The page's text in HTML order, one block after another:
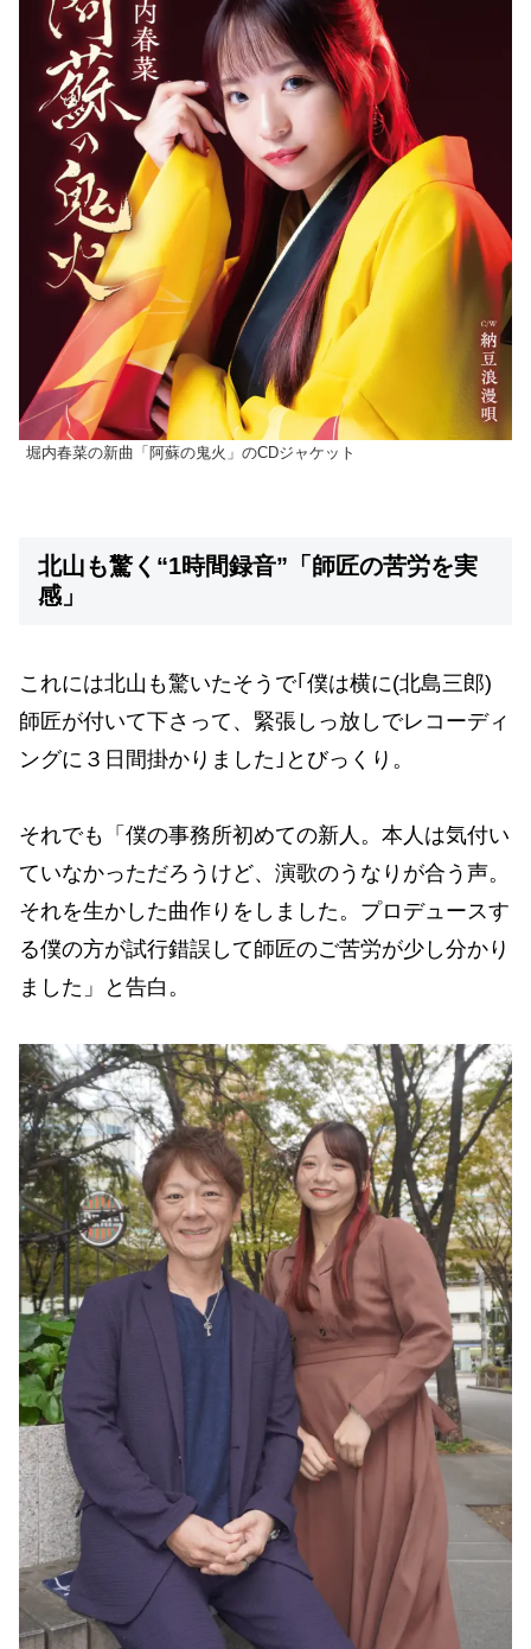
堀内春菜の新曲「阿蘇の鬼火」のCDジャケット
北山も驚く“1時間録音”「師匠の苦労を実
感」
これには北山も驚いたそうで｢僕は横に(北島三郎)
師匠が付いて下さって、緊張しっ放しでレコーディ
ングに３日間掛かりました｣とびっくり。
それでも「僕の事務所初めての新人。本人は気付い
ていなかっただろうけど、演歌のうなりが合う声。
それを生かした曲作りをしました。プロデュースす
る僕の方が試行錯誤して師匠のご苦労が少し分かり
ました」と告白。